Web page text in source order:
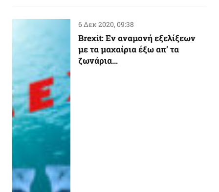
6 Δεκ 2020, 09:38
Brexit: Εν αναμονή εξελίξεων
με τα μαχαίρια έξω απ’ τα
ζωνάρια…